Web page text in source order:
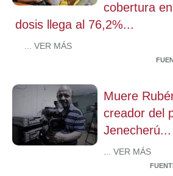
cobertura
dosis llega al 76,2%...
... VER MÁS
Muere
creador del
Jenecherú...
... VER MÁS